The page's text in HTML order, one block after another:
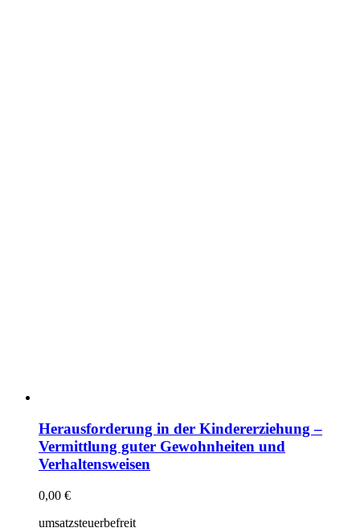
Herausforderung in der Kindererziehung –
Vermittlung guter Gewohnheiten und
Verhaltensweisen
0,00 €
umsatzsteuerbefreit